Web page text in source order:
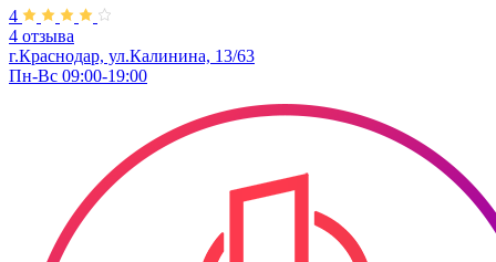
4
4 отзыва
г.Краснодар, ул.Калинина, 13/63
Пн-Вс 09:00-19:00